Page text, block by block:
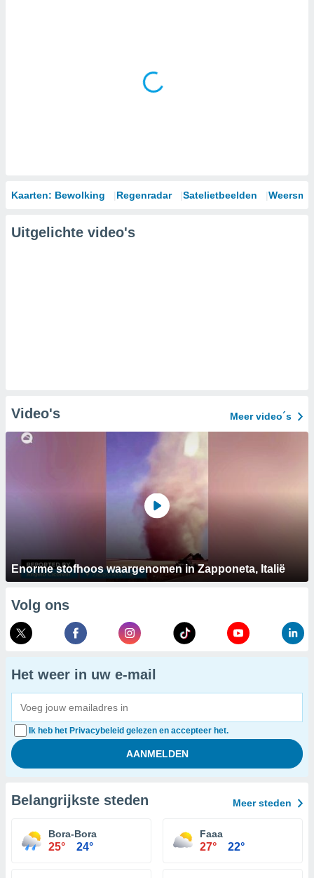
Kaarten: Bewolking Regenradar Satelietbeelden
Uitgelichte video's
Video's Meer video´s
Enorme stofhoos waargenomen in Zapponeta, Italië
Volg ons
Het weer in uw e-mail
Ik heb het Privacybeleid gelezen en accepteer het.
Belangrijkste steden Meer steden
Bora-Bora
25° 24°
Faaa
27° 22°